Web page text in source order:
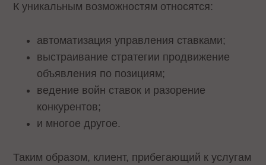
К уникальным возможностям относятся:
автоматизация управления ставками;
выстраивание стратегии продвижение
объявления по позициям;
ведение войн ставок и разорение
конкурентов;
и многое другое.
Таким образом, клиент, прибегающий к услугам